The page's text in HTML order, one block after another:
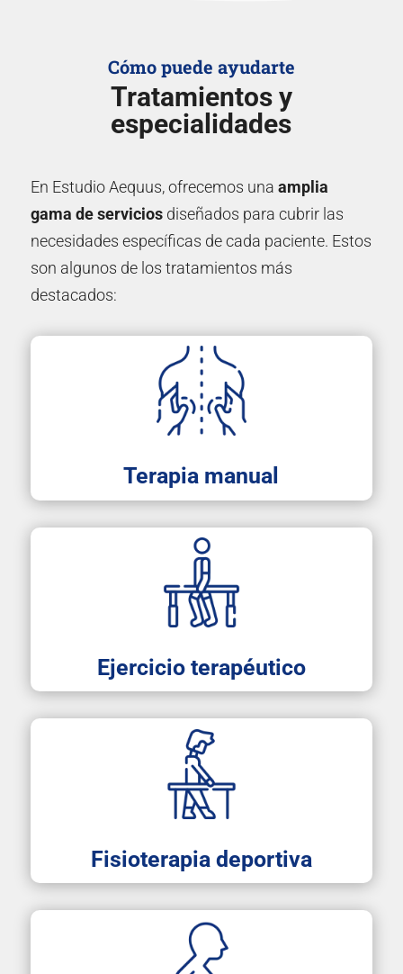
Cómo puede ayudarte
Tratamientos y
especialidades
En Estudio Aequus, ofrecemos una amplia
gama de serviciosdiseñados para cubrir las
necesidades específicas de cada paciente. Estos
son algunos de los tratamientos más
destacados:
Terapia manual
Ejercicio terapéutico
Fisioterapia deportiva